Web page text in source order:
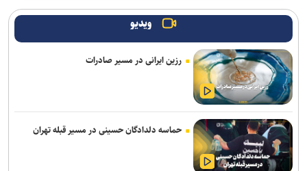
جهاد علمی باید به مأموریت اصلی جامعه دانشگاهی برای تحقق «ایران
نتایج نهایی آزمون دکتری سال ۱۴۰۵ اواخر مرداد ماه اعلام می‌شود
نسخه بازگشت ایران به صدر تولید علم؛ تکیه بر نیروی انسانی و حمایت از
پژوهش
خبرنگاران، روایتگران حقیقت و همراهان توسعه آموزش و سلامت در
روزهای دشوار هستند
ویدیو
رزین ایرانی در مسیر صادرات
حماسه دلدادگان حسینی در مسیر قبله تهران